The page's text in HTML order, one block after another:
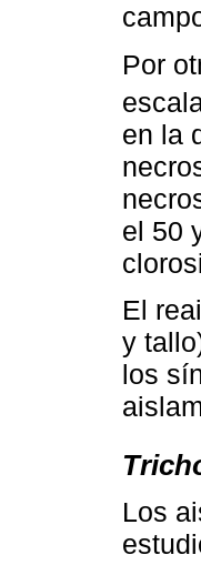
Por
en la
el 50
El
y
los
Los